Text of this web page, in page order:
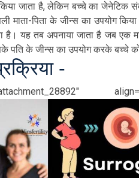
जाता है, लेकिन बच्चे का जेनेटिक
माता-पिता के जीन्स का उपयोग
है। यह तब अपनाया जाता है जब
के जीन्स का उपयोग करके बच्चे को
-